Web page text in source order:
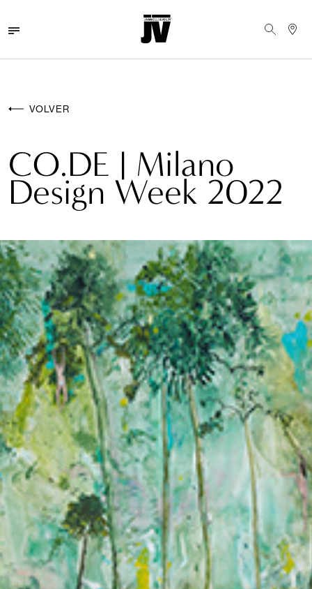
MENU
BRAND
PROYECTOS
NEWS
VOLVER
CO.DE | Milano
Design Week 2022